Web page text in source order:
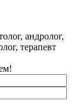
андролог,
терапевт